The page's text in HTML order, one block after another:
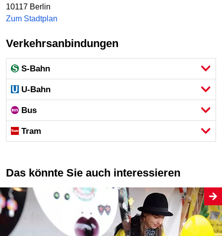
10117 Berlin
Zum Stadtplan
Verkehrsanbindungen
S-Bahn
U-Bahn
Bus
Tram
Das könnte Sie auch interessieren